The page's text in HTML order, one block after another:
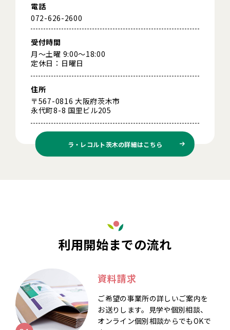
電話
072-626-2600
受付時間
月～土曜 9:00～18:00
定休日：日曜日
住所
〒567-0816 大阪府茨木市
永代町8-8 国里ビル205
ラ・レコルト茨木の詳細はこちら
利用開始までの流れ
資料請求
ご希望の事業所の詳しいご案内を
お送りします。見学や個別相談、
オンライン個別相談からでもOKで